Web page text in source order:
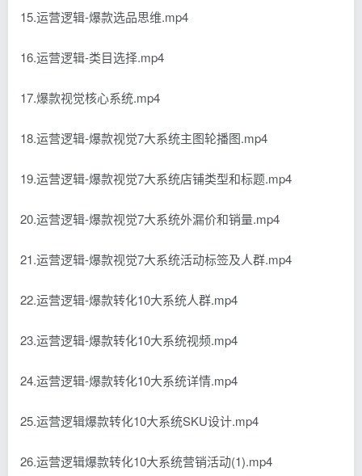
15.运营逻辑-爆款选品思维.mp4
16.运营逻辑-类目选择.mp4
17.爆款视觉核心系统.mp4
18.运营逻辑-爆款视觉7大系统主图轮播图.mp4
19.运营逻辑-爆款视觉7大系统店铺类型和标题.mp4
20.运营逻辑-爆款视觉7大系统外漏价和销量.mp4
21.运营逻辑-爆款视觉7大系统活动标签及人群.mp4
22.运营逻辑-爆款转化10大系统人群.mp4
23.运营逻辑-爆款转化10大系统视频.mp4
24.运营逻辑-爆款转化10大系统详情.mp4
25.运营逻辑爆款转化10大系统SKU设计.mp4
26.运营逻辑爆款转化10大系统营销活动(1).mp4